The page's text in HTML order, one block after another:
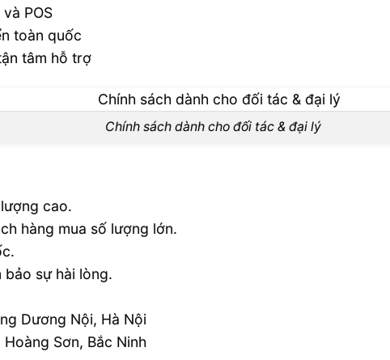
POS
toàn quốc
tâm hỗ trợ
Chính sách dành cho đối tác & đại lý
cao.
hàng mua số lượng lớn.
bảo sự hài lòng.
Dương Nội, Hà Nội
Sơn, Bắc Ninh